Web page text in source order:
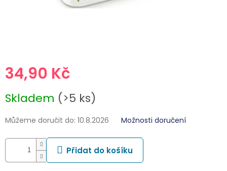
34,90 Kč
cena:
Skladem (>5 ks)
Můžeme doručit do: 10.8.2026 Možnosti doručení
Přidat do košíku